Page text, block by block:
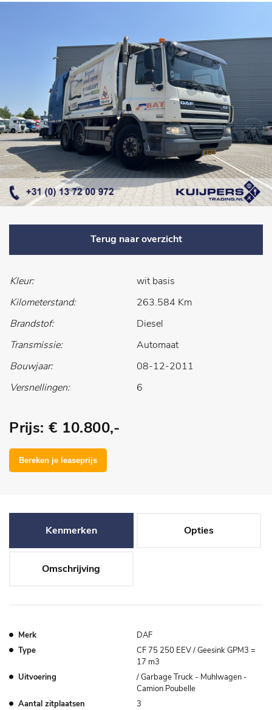
Terug naar overzicht
Kleur:
wit basis
Kilometerstand:
263.584 Km
Brandstof:
Diesel
Transmissie:
Automaat
Bouwjaar:
08-12-2011
Versnellingen:
6
Prijs: € 10.800,-
Kenmerken Opties
Omschrijving
Merk
DAF
Type
CF 75 250 EEV / Geesink GPM3 =
17 m3
Uitvoering
/ Garbage Truck - Muhlwagen -
Camion Poubelle
Aantal zitplaatsen
3